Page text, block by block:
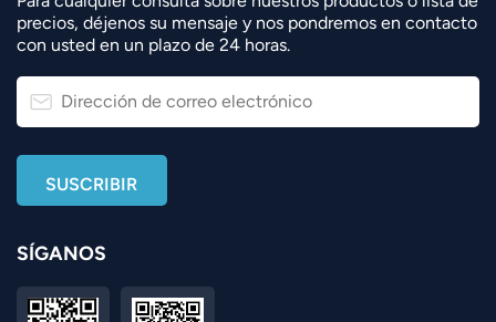
precios, déjenos su mensaje y nos pondremos en contacto
con usted en un plazo de 24 horas.
SÍGANOS